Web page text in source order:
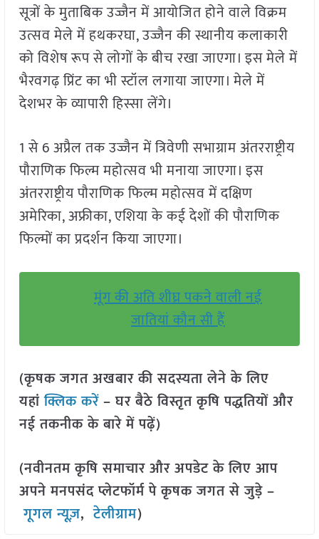
सूत्रों के मुताबिक उज्जैन में आयोजित होने वाले विक्रम
उत्सव मेले में हथकरघा, उज्जैन की स्थानीय कलाकारी
को विशेष रूप से लोगों के बीच रखा जाएगा। इस मेले में
भैरवगढ़ प्रिंट का भी स्टॉल लगाया जाएगा। मेले में
देशभर के व्यापारी हिस्सा लेंगे।
1 से 6 अप्रैल तक उज्जैन में त्रिवेणी सभाग्राम अंतरराष्ट्रीय
पौराणिक फिल्म महोत्सव भी मनाया जाएगा। इस
अंतरराष्ट्रीय पौराणिक फिल्म महोत्सव में दक्षिण
अमेरिका, अफ्रीका, एशिया के कई देशों की पौराणिक
फिल्मों का प्रदर्शन किया जाएगा।
मूंग की अति शीघ्र पकने वाली नई
जातियां कौन सी हैं
(कृषक जगत अखबार की सदस्यता लेने के लिए
यहांक्लिक करें– घर बैठे विस्तृत कृषि पद्धतियों और
नई तकनीक के बारे में पढ़ें)
(नवीनतम कृषि समाचार और अपडेट के लिए आप
अपने मनपसंद प्लेटफॉर्म पे कृषक जगत से जुड़े –
गूगल न्यूज़,टेलीग्राम)